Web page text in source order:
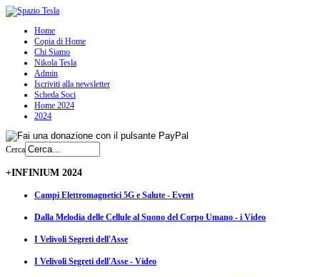
Home
Copia di Home
Chi Siamo
Nikola Tesla
Admin
Iscriviti alla newsletter
Scheda Soci
Home 2024
2024
Cerca
+INFINIUM 2024
Campi Elettromagnetici 5G e Salute - Event
Dalla Melodia delle Cellule al Suono del Corpo Umano - i Video
I Velivoli Segreti dell'Asse
I Velivoli Segreti dell'Asse - Video